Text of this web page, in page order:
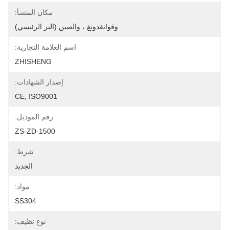
مكان المنشأ:
وقوانغدونغ ، والصين (البر الرئيسي)
اسم العلامة التجارية:
ZHISHENG
إصدار الشهادات:
CE, ISO9001
رقم الموديل:
ZS-ZD-1500
شرط:
الجديد
مواد:
SS304
نوع نظيف: